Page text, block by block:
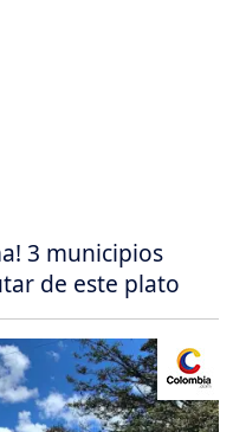
3 municipios
de este plato